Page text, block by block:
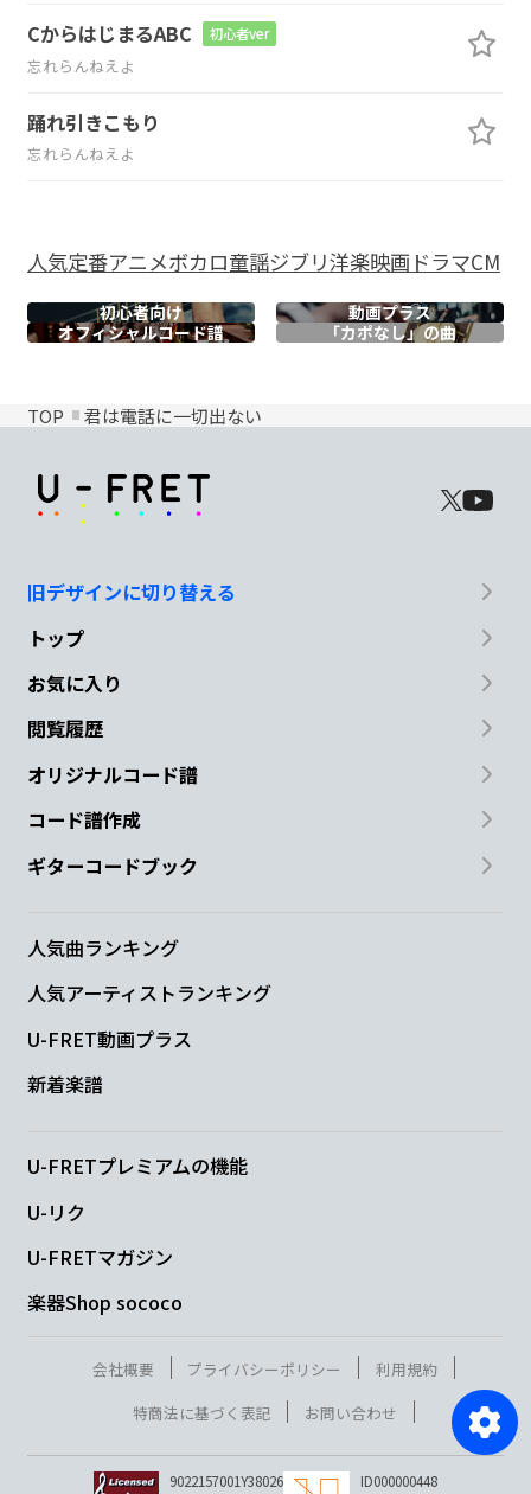
CからはじまるABC 初心者ver
忘れらんねえよ
踊れ引きこもり
忘れらんねえよ
人気定番アニメボカロ童謡ジブリ洋楽映画ドラマCM
初心者向け
動画プラス
オフィシャルコード譜 「カポなし」の曲
TOP 君は電話に一切出ない
旧デザインに切り替える
トップ
お気に入り
閲覧履歴
オリジナルコード譜
コード譜作成
ギターコードブック
人気曲ランキング
人気アーティストランキング
U-FRET動画プラス
新着楽譜
U-FRETプレミアムの機能
U-リク
U-FRETマガジン
楽器Shop sococo
会社概要 プライバシーポリシー
利用規約
特商法に基づく表記
お問い合わせ
9022157001Y38026
ID000000448